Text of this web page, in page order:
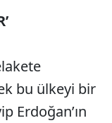
bu ülkeyi bir
Erdoğan’ın